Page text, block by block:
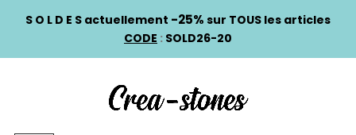
S O L D E S actuellement -25% sur TOUS les articles
CODE : SOLD26-20